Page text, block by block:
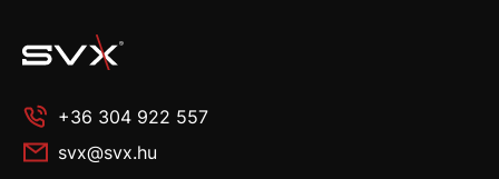
+36 304 922 557
svx@svx.hu